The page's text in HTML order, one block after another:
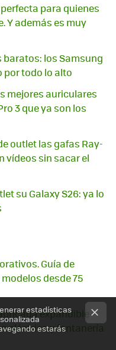
para quienes
Y además es muy
los Samsung
por todo lo alto
mejores auriculares
3 que ya son los
outlet las gafas Ray-
vídeos sin sacar el
su Galaxy S26: ya lo
Guía de
desde 75
expandible
eléctrica y fontanería
estadísticas
estarás